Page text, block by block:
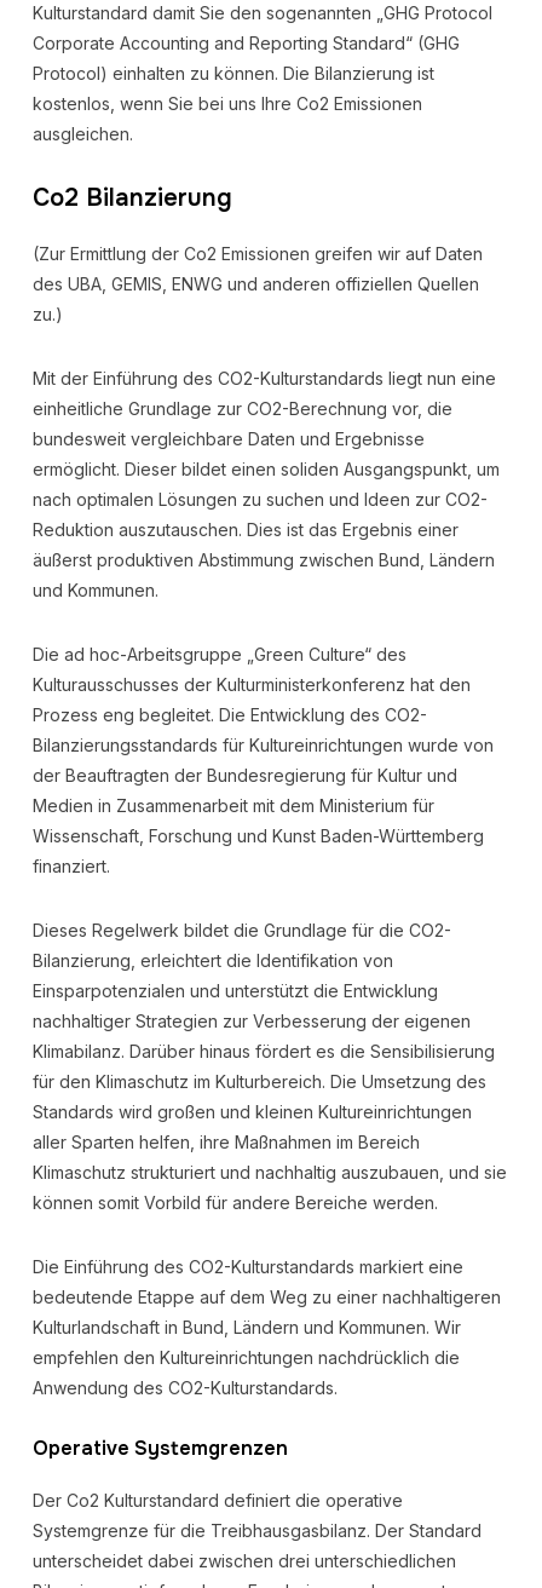
Kulturstandard damit Sie den sogenannten „GHG Protocol
Corporate Accounting and Reporting Standard“ (GHG
Protocol) einhalten zu können. Die Bilanzierung ist
kostenlos, wenn Sie bei uns Ihre Co2 Emissionen
ausgleichen.
Co2 Bilanzierung
(Zur Ermittlung der Co2 Emissionen greifen wir auf Daten
des UBA, GEMIS, ENWG und anderen offiziellen Quellen
zu.)
Mit der Einführung des CO2-Kulturstandards liegt nun eine
einheitliche Grundlage zur CO2-Berechnung vor, die
bundesweit vergleichbare Daten und Ergebnisse
ermöglicht. Dieser bildet einen soliden Ausgangspunkt, um
nach optimalen Lösungen zu suchen und Ideen zur CO2-
Reduktion auszutauschen. Dies ist das Ergebnis einer
äußerst produktiven Abstimmung zwischen Bund, Ländern
und Kommunen.
Die ad hoc-Arbeitsgruppe „Green Culture“ des
Kulturausschusses der Kulturministerkonferenz hat den
Prozess eng begleitet. Die Entwicklung des CO2-
Bilanzierungsstandards für Kultureinrichtungen wurde von
der Beauftragten der Bundesregierung für Kultur und
Medien in Zusammenarbeit mit dem Ministerium für
Wissenschaft, Forschung und Kunst Baden-Württemberg
finanziert.
Dieses Regelwerk bildet die Grundlage für die CO2-
Bilanzierung, erleichtert die Identifikation von
Einsparpotenzialen und unterstützt die Entwicklung
nachhaltiger Strategien zur Verbesserung der eigenen
Klimabilanz. Darüber hinaus fördert es die Sensibilisierung
für den Klimaschutz im Kulturbereich. Die Umsetzung des
Standards wird großen und kleinen Kultureinrichtungen
aller Sparten helfen, ihre Maßnahmen im Bereich
Klimaschutz strukturiert und nachhaltig auszubauen, und sie
können somit Vorbild für andere Bereiche werden.
Die Einführung des CO2-Kulturstandards markiert eine
bedeutende Etappe auf dem Weg zu einer nachhaltigeren
Kulturlandschaft in Bund, Ländern und Kommunen. Wir
empfehlen den Kultureinrichtungen nachdrücklich die
Anwendung des CO2-Kulturstandards.
Operative Systemgrenzen
Der Co2 Kulturstandard definiert die operative
Systemgrenze für die Treibhausgasbilanz. Der Standard
unterscheidet dabei zwischen drei unterschiedlichen